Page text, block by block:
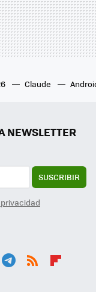
Claude
SUSCRIBIR